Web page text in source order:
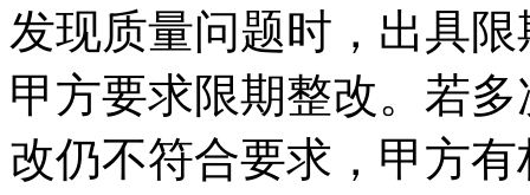
发现质量问题时，出具
甲方要求限期整改。若
改仍不符合要求，甲方